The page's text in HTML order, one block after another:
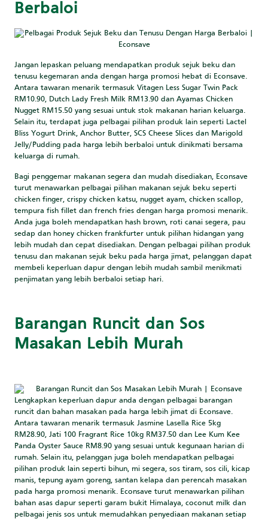
Berbaloi
Jangan lepaskan peluang mendapatkan produk sejuk beku dan
tenusu kegemaran anda dengan harga promosi hebat di Econsave.
Antara tawaran menarik termasuk Vitagen Less Sugar Twin Pack
RM10.90, Dutch Lady Fresh Milk RM13.90 dan Ayamas Chicken
Nugget RM15.50 yang sesuai untuk stok makanan harian keluarga.
Selain itu, terdapat juga pelbagai pilihan produk lain seperti Lactel
Bliss Yogurt Drink, Anchor Butter, SCS Cheese Slices dan Marigold
Jelly/Pudding pada harga lebih berbaloi untuk dinikmati bersama
keluarga di rumah.
Bagi penggemar makanan segera dan mudah disediakan, Econsave
turut menawarkan pelbagai pilihan makanan sejuk beku seperti
chicken finger, crispy chicken katsu, nugget ayam, chicken scallop,
tempura fish fillet dan french fries dengan harga promosi menarik.
Anda juga boleh mendapatkan hash brown, roti canai segera, pau
sedap dan honey chicken frankfurter untuk pilihan hidangan yang
lebih mudah dan cepat disediakan. Dengan pelbagai pilihan produk
tenusu dan makanan sejuk beku pada harga jimat, pelanggan dapat
membeli keperluan dapur dengan lebih mudah sambil menikmati
penjimatan yang lebih berbaloi setiap hari.
Barangan Runcit dan Sos
Masakan Lebih Murah
Lengkapkan keperluan dapur anda dengan pelbagai barangan
runcit dan bahan masakan pada harga lebih jimat di Econsave.
Antara tawaran menarik termasuk Jasmine Lasella Rice 5kg
RM28.90, Jati 100 Fragrant Rice 10kg RM37.50 dan Lee Kum Kee
Panda Oyster Sauce RM8.90 yang sesuai untuk kegunaan harian di
rumah. Selain itu, pelanggan juga boleh mendapatkan pelbagai
pilihan produk lain seperti bihun, mi segera, sos tiram, sos cili, kicap
manis, tepung ayam goreng, santan kelapa dan perencah masakan
pada harga promosi menarik. Econsave turut menawarkan pilihan
bahan asas dapur seperti garam bukit Himalaya, coconut milk dan
pelbagai jenis sos untuk memudahkan penyediaan makanan setiap